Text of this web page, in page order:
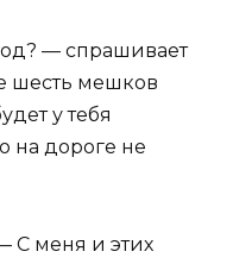
— спрашивает
шесть мешков
у тебя
на дороге не
С меня и этих